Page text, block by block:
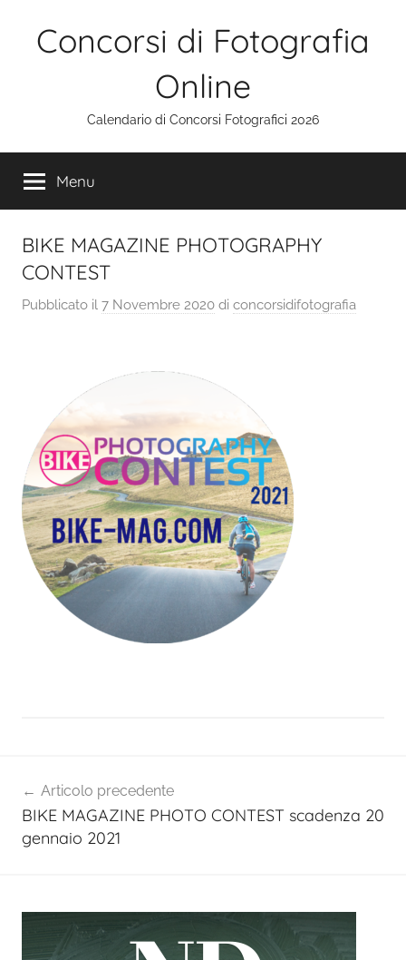
Concorsi di Fotografia
Online
Calendario di Concorsi Fotografici 2026
Menu
BIKE MAGAZINE PHOTOGRAPHY
CONTEST
Pubblicato il 7 Novembre 2020 di concorsidifotografia
articoli
Articolo precedente
BIKE MAGAZINE PHOTO CONTEST scadenza 20
gennaio 2021